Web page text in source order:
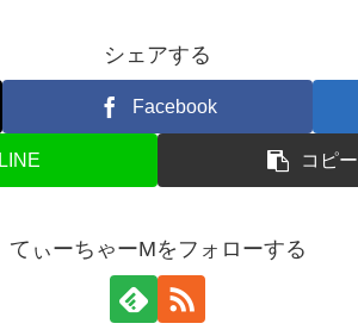
シェアする
Facebook
LINE コピー
てぃーちゃーMをフォローする